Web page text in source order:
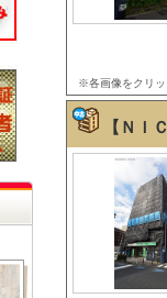
※各画像をクリッ
【ＮＩ